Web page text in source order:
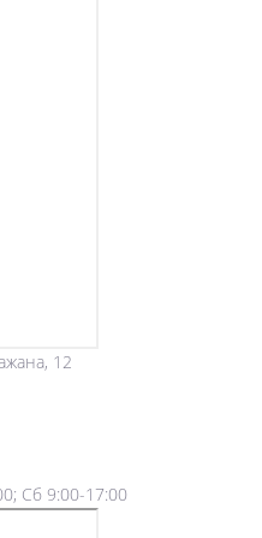
12
Сб 9:00-17:00